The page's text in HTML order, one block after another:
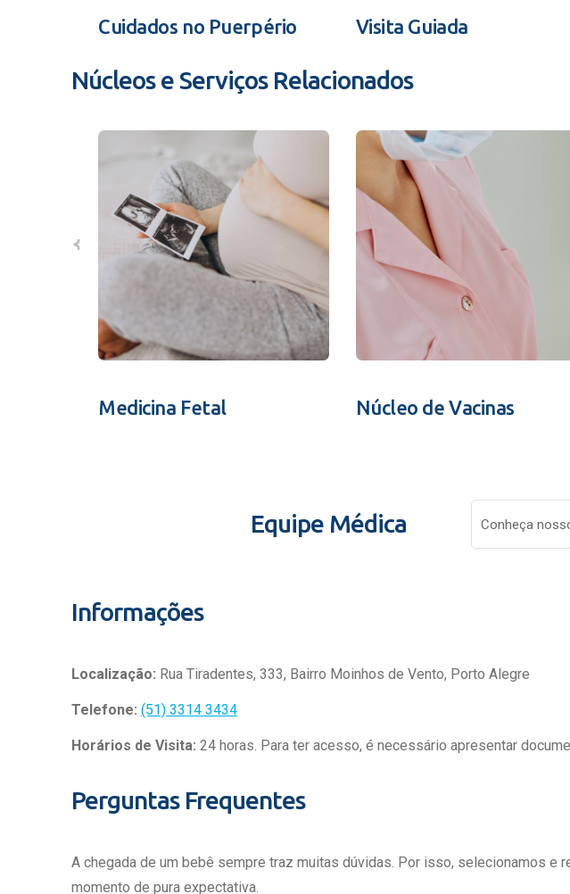
Cuidados no Puerpério Visita Guiada
Núcleos e Serviços Relacionados
Medicina Fetal Núcleo de Vacinas
Equipe Médica Conheça
Informações
Localização: Rua Tiradentes, 333, Bairro Moinhos de Vento, Porto Alegre
Telefone: (51) 3314 3434
Horários de Visita: 24 horas. Para ter acesso, é necessário apresentar
Perguntas Frequentes
A chegada de um bebê sempre traz muitas dúvidas. Por isso, selecionamos
momento de pura expectativa.